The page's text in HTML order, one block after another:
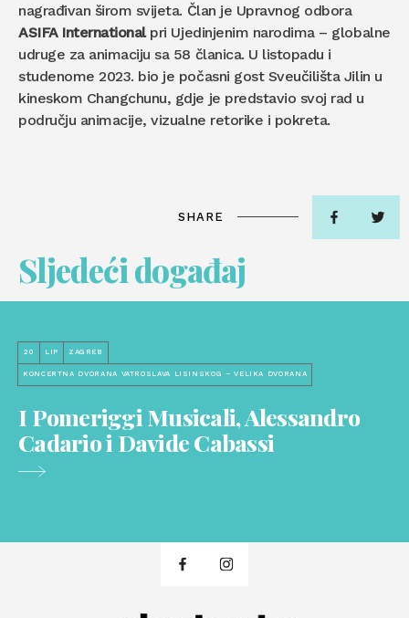
nagrađivan širom svijeta. Član je Upravnog odbora
ASIFA Internationalpri Ujedinjenim narodima – globalne
udruge za animaciju sa 58 članica. U listopadu i
studenome 2023. bio je počasni gost Sveučilišta Jilin u
kineskom Changchunu, gdje je predstavio svoj rad u
području animacije, vizualne retorike i pokreta.
SHARE
Sljedeći događaj
20 LIP ZAGREB
KONCERTNA DVORANA VATROSLAVA LISINSKOG – VELIKA DVORANA
I Pomeriggi Musicali, Alessandro
Cadario i Davide Cabassi